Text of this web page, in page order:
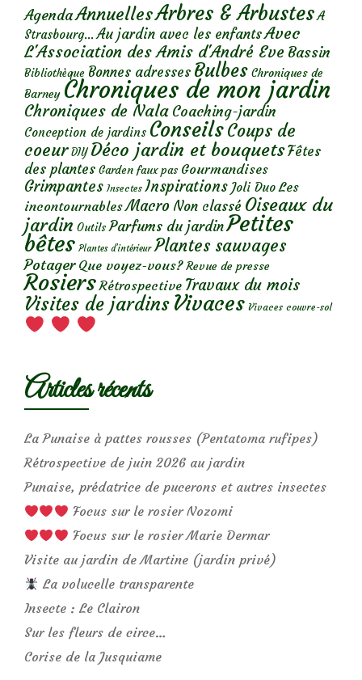
AgendaAnnuellesArbres & Arbustes A
Strasbourg... Au jardin avec les enfantsAvec
L'Association des Amis d'André Eve Bassin
Bibliothèque Bonnes adresses Bulbes Chroniques de
Barney Chroniques de mon jardin
Chroniques de Nala Coaching-jardin
Conception de jardins ConseilsCoups de
coeur DIY Déco jardin et bouquetsFêtes
des plantes Garden faux pas Gourmandises
Grimpantes Insectes Inspirations Joli Duo Les
incontournables Macro Non classé Oiseaux du
jardin Outils Parfums du jardinPetites
bêtes Plantes d’intérieur Plantes sauvages
Potager Que voyez-vous? Revue de presse
Rosiers Rétrospective Travaux du mois
Visites de jardins Vivaces Vivaces couvre-sol
Articles récents
La Punaise à pattes rousses (Pentatoma rufipes)
Rétrospective de juin 2026 au jardin
Punaise, prédatrice de pucerons et autres insectes
Focus sur le rosier Nozomi
Focus sur le rosier Marie Dermar
Visite au jardin de Martine (jardin privé)
La volucelle transparente
Insecte : Le Clairon
Sur les fleurs de circe…
Corise de la Jusquiame